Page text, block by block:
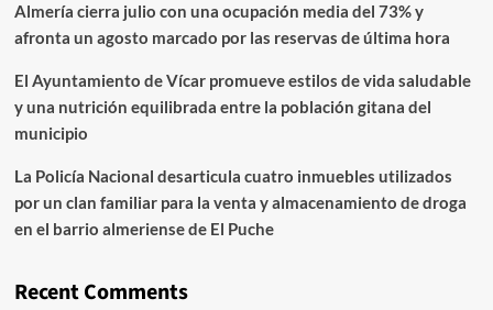
Almería cierra julio con una ocupación media del 73% y
afronta un agosto marcado por las reservas de última hora
El Ayuntamiento de Vícar promueve estilos de vida saludable
y una nutrición equilibrada entre la población gitana del
municipio
La Policía Nacional desarticula cuatro inmuebles utilizados
por un clan familiar para la venta y almacenamiento de droga
en el barrio almeriense de El Puche
Recent Comments